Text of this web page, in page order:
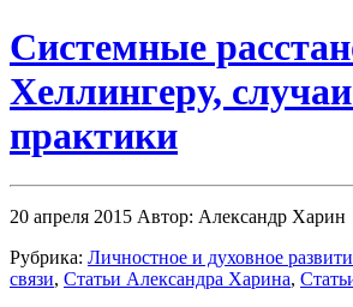
Системные
Хеллингеру,
практики
20 апреля 2015 Автор: Александр Харин
Рубрика: Личностное и духовное
связи, Статьи Александра Харина,